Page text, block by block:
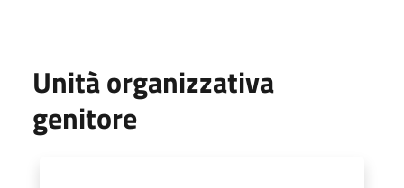
Unità organizzativa
genitore